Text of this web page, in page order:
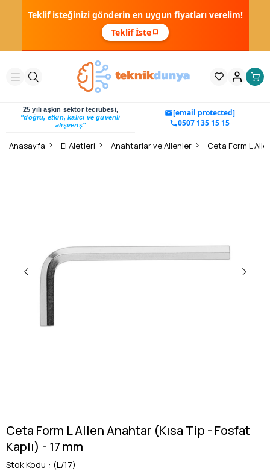
Teklif isteğinizi gönderin en uygun fiyatları verelim!
Teklif İste
25 yılı aşkın sektör tecrübesi,
"doğru, etkin, kalıcı ve güvenli
alışveriş"
[email protected]
0507 135 15 15
Anasayfa El Aletleri Anahtarlar ve Allenler
Ceta Form L Allen Anahtar (Kısa Tip - Fosfat
Kaplı) - 17 mm
Stok Kodu
(L/17)